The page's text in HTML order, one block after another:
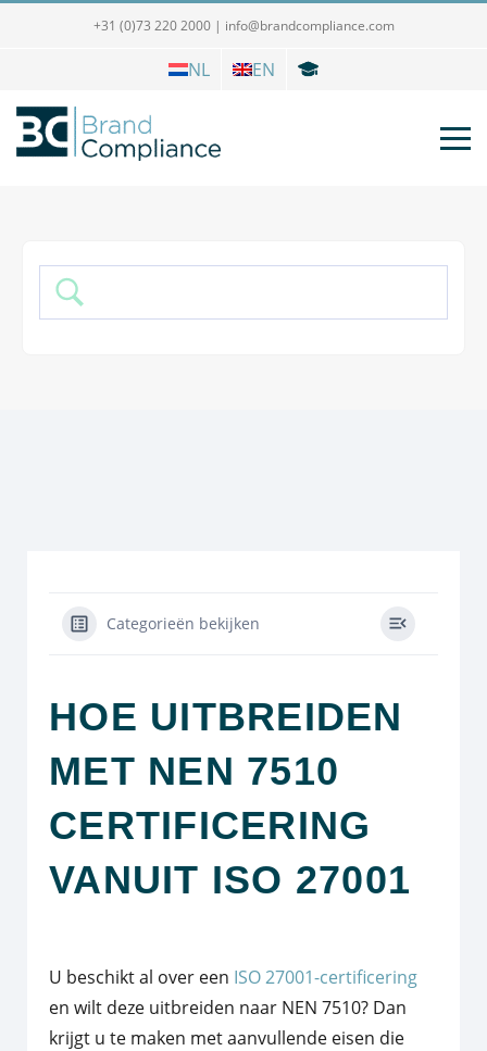
+31 (0)73 220 2000 | info@brandcompliance.com
NL EN
Categorieën bekijken
HOE UITBREIDEN
MET NEN 7510
CERTIFICERING
VANUIT ISO 27001
U beschikt al over een ISO 27001-certificering
en wilt deze uitbreiden naar NEN 7510? Dan
krijgt u te maken met aanvullende eisen die